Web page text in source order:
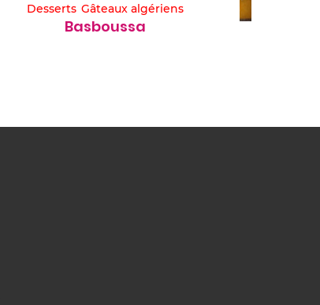
Desserts Gâteaux algériens
Basboussa